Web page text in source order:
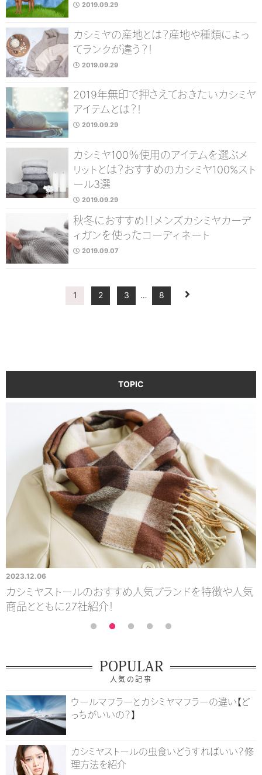
2019.09.29
カシミヤの産地とは？産地や種類によっ
てランクが違う？！
2019.09.29
2019年無印で押さえておきたいカシミヤ
アイテムとは？！
2019.09.29
カシミヤ100％使用のアイテムを選ぶメ
リットとは？おすすめのカシミヤ100%スト
ール3選
2019.09.29
秋冬におすすめ！！メンズカシミヤカーデ
ィガンを使ったコーディネート
2019.09.07
1 2 3 … 8
TOPIC
2023.12.06
カシミヤストールのおすすめ人気ブランドを特徴や人気
商品とともに27社紹介！
POPULAR
人気の記事
ウールマフラーとカシミヤマフラーの違い【ど
っちがいいの？】
カシミヤストールの虫食いどうすればいい？修
理方法を紹介